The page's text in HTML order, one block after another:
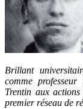
Brillant
comme
Trentin aux
premier réseau de